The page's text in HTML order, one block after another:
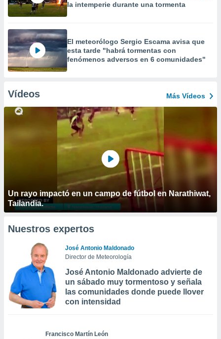
la intemperie durante una tormenta
El meteorólogo Sergio Escama avisa que
esta tarde "habrá tormentas con
fenómenos adversos en 6 comunidades"
Vídeos Más Vídeos
Un rayo impactó en un campo de fútbol en Narathiwat,
Tailandia.
Nuestros expertos
José Antonio Maldonado
Director de Meteorología
José Antonio Maldonado advierte de
un sábado muy tormentoso y señala
las comunidades donde puede llover
con intensidad
Francisco Martín León